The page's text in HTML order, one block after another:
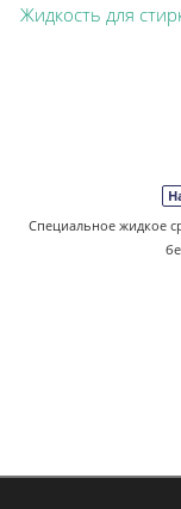
Жидкость для
Специальное жидкое